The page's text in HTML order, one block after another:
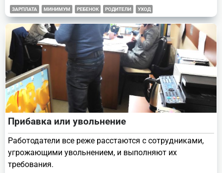
ЗАРПЛАТА МИНИМУМ РЕБЕНОК РОДИТЕЛИ УХОД
Прибавка или увольнение
Работодатели все реже расстаются с сотрудниками,
угрожающими увольнением, и выполняют их
требования.